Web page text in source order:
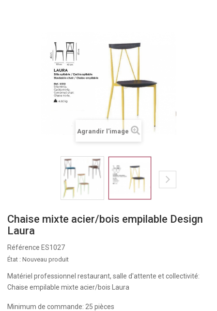
Agrandir l'image
Chaise mixte acier/bois empilable Design
Laura
Référence ES1027
État : Nouveau produit
Matériel professionnel restaurant, salle d'attente et collectivité:
Chaise empilable mixte acier/bois Laura
Minimum de commande: 25 pièces